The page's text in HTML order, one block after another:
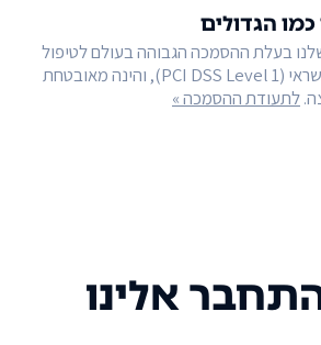
הגדולים
בעלת ההסמכה הגבוהה בעולם לטיפול
בכרטיסי אשראי (PCI DSS Level 1), והינה מאובטחת
לתעודת ההסמכה »
אלינו